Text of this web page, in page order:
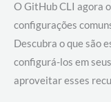
O GitHub CLI agora
configurações
Descubra o que são
configurá-los em
aproveitar esses